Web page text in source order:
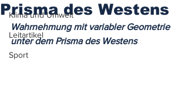
Klima und Umwelt
Leitartikel
Sport
Prisma des Westens
Wahrnehmung mit variabler Geometrie
unter dem Prisma des Westens